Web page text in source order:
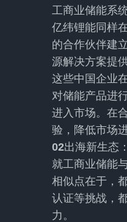
工商业储能系统
亿纬锂能同样
的合作伙伴建
源解决方案提
这些中国企业
对储能产品进
进入市场。在
验，降低市场
02出海新生态
就工商业储能
相似点在于，
认证等挑战，
力。